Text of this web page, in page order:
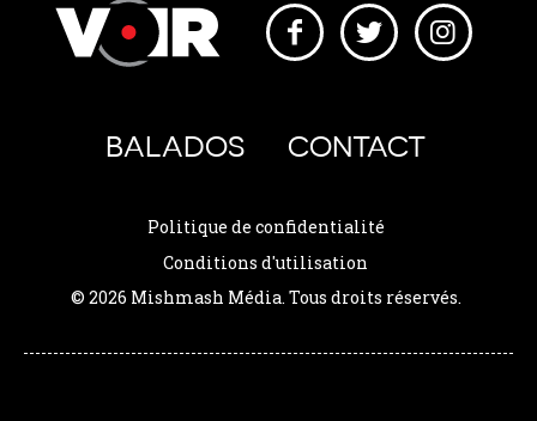
BALADOS CONTACT
Politique de confidentialité
Conditions d'utilisation
© 2026 Mishmash Média. Tous droits réservés.